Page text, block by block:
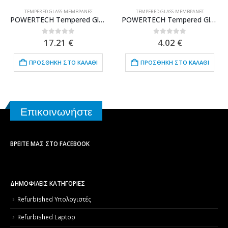
TEMPERED GLASS-ΜΕΜΒΡΆΝΕΣ
POWERTECH Tempered Glass 3D TGC-0076 Samsung S8 Plus, Full glue, μαύρο
0out of 5
17.21 €
ΠΡΟΣΘΉΚΗ ΣΤΟ ΚΑΛΆΘΙ
TEMPERED GLASS-ΜΕΜΒΡΆΝΕΣ
POWERTECH Tempered Glass 9H(0.33MM), για Xiaomi Redmi Note 5A
out of 5
4.02 €
ΠΡΟΣΘΉΚΗ ΣΤΟ ΚΑΛΆΘΙ
Επικοινωνήστε
ΒΡΕΊΤΕ ΜΑΣ ΣΤΟ FACEBOOK
ΔΗΜΟΦΙΛΕΙΣ ΚΑΤΗΓΟΡΙΕΣ
Refurbished Υπολογιστές
Refurbished Laptop